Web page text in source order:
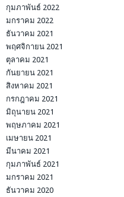
กุมภาพันธ์ 2022
มกราคม 2022
ธันวาคม 2021
พฤศจิกายน 2021
ตุลาคม 2021
กันยายน 2021
สิงหาคม 2021
กรกฎาคม 2021
มิถุนายน 2021
พฤษภาคม 2021
เมษายน 2021
มีนาคม 2021
กุมภาพันธ์ 2021
มกราคม 2021
ธันวาคม 2020